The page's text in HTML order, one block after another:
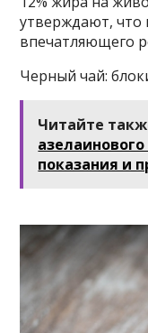
утверждают, что
впечатляющего
Черный чай:
Читайте
показания и